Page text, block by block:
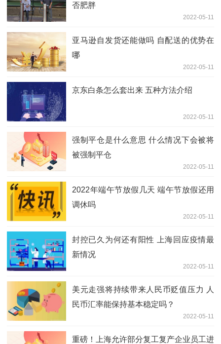
否肥胖
2022-05-11
亚马逊自发货还能做吗 自配送的优势在
哪
2022-05-11
京东白条怎么套出来 五种方法介绍
2022-05-11
强制平仓是什么意思 什么情况下会被将
被强制平仓
2022-05-11
2022年端午节放假几天 端午节放假还用
调休吗
2022-05-11
封控已久为何还有阳性 上海回应疫情最
新情况
2022-05-11
美元走强将持续带来人民币贬值压力 人
民币汇率能保持基本稳定吗？
2022-05-11
重磅！上海允许部分复工复产企业员工进